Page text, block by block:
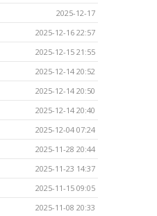
2025-12-17
2025-12-16 22:57
2025-12-15 21:55
2025-12-14 20:52
2025-12-14 20:50
2025-12-14 20:40
2025-12-04 07:24
2025-11-28 20:44
2025-11-23 14:37
2025-11-15 09:05
2025-11-08 20:33